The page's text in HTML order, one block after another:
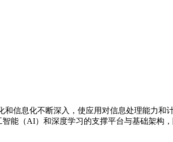
信息化不断深入，使应用对信息处理能力
能（AI）和深度学习的支撑平台与基础架构